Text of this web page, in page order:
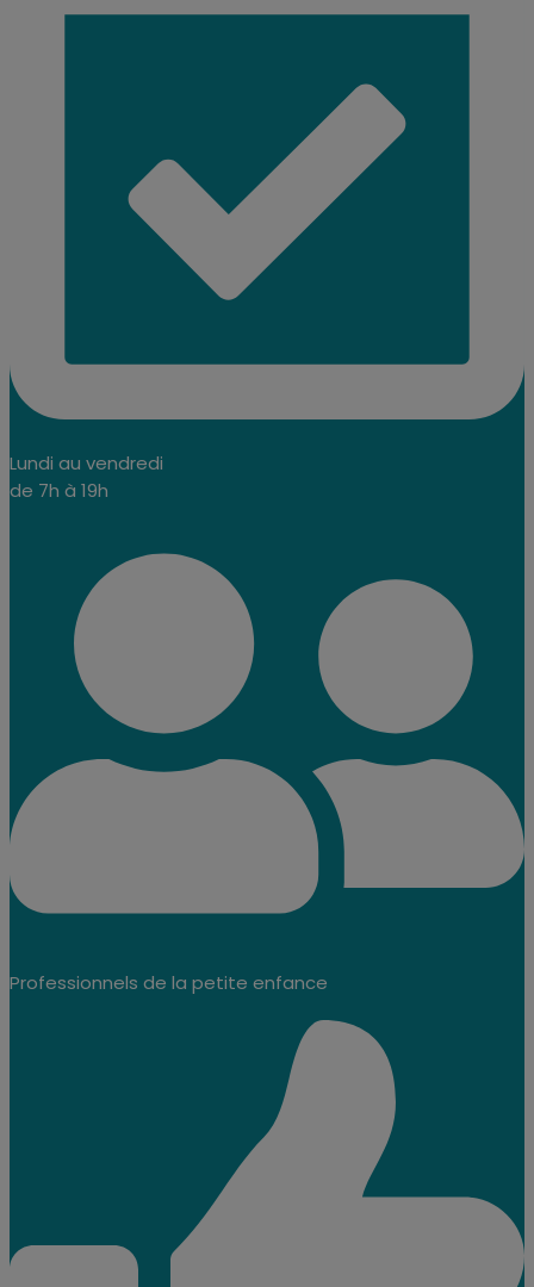
Lundi au vendredi
de 7h à 19h
Professionnels de la petite enfance